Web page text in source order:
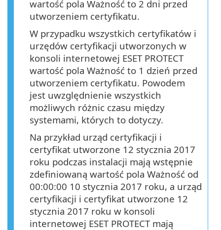
wartość pola Ważność to 2 dni przed
utworzeniem certyfikatu.
W przypadku wszystkich certyfikatów i
urzędów certyfikacji utworzonych w
konsoli internetowej ESET PROTECT
wartość pola Ważność to 1 dzień przed
utworzeniem certyfikatu. Powodem
jest uwzględnienie wszystkich
możliwych różnic czasu między
systemami, których to dotyczy.
Na przykład urząd certyfikacji i
certyfikat utworzone 12 stycznia 2017
roku podczas instalacji mają wstępnie
zdefiniowaną wartość pola Ważność od
00:00:00 10 stycznia 2017 roku, a urząd
certyfikacji i certyfikat utworzone 12
stycznia 2017 roku w konsoli
internetowej ESET PROTECT mają